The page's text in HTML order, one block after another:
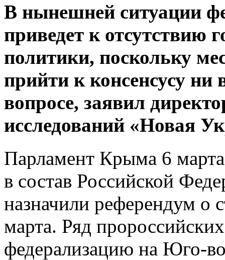
В нынешней ситуации
приведет к отсутствию
политики, поскольку
прийти к консенсусу
вопросе, заявил
исследований «Новая
Парламент Крыма 6
в состав Российской
назначили референдум о
марта. Ряд
федерализацию на Юго-